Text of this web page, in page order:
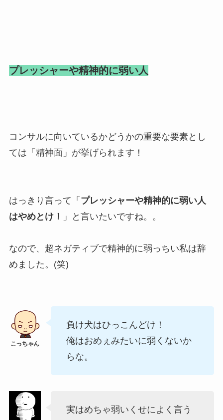
プレッシャーや精神的に弱い人
コンサルに向いているかどうかの重要な要素とし
ては「精神面」が挙げられます！
はっきり言って「 プレッシャーや精神的に弱い人
はやめとけ！
」と言いたいですね。。
なので、超ネガティブで精神的に弱っちい私は辞
めました。(笑)
負け犬はひっこんどけ！
俺はおめぇみたいに弱くないか
らな。
実はめちゃ弱いくせによく言う